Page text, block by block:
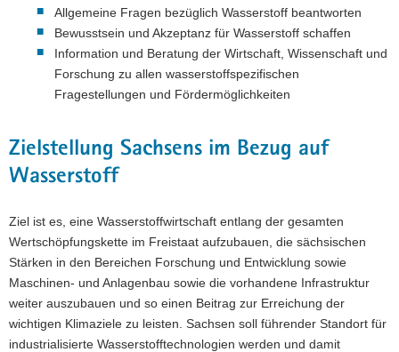
Allgemeine Fragen bezüglich Wasserstoff beantworten
Bewusstsein und Akzeptanz für Wasserstoff schaffen
Information und Beratung der Wirtschaft, Wissenschaft und
Forschung zu allen wasserstoffspezifischen
Fragestellungen und Fördermöglichkeiten
Zielstellung Sachsens im Bezug auf
Wasserstoff
Ziel ist es, eine Wasserstoffwirtschaft entlang der gesamten
Wertschöpfungskette im Freistaat aufzubauen, die sächsischen
Stärken in den Bereichen Forschung und Entwicklung sowie
Maschinen- und Anlagenbau sowie die vorhandene Infrastruktur
weiter auszubauen und so einen Beitrag zur Erreichung der
wichtigen Klimaziele zu leisten. Sachsen soll führender Standort für
industrialisierte Wasserstofftechnologien werden und damit